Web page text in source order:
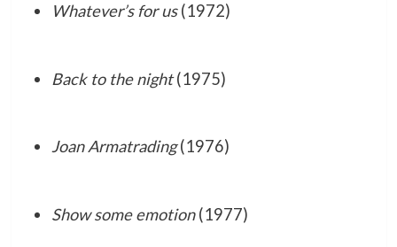
Whatever’s for us(1972)
Back to the night(1975)
Joan Armatrading(1976)
Show some emotion(1977)